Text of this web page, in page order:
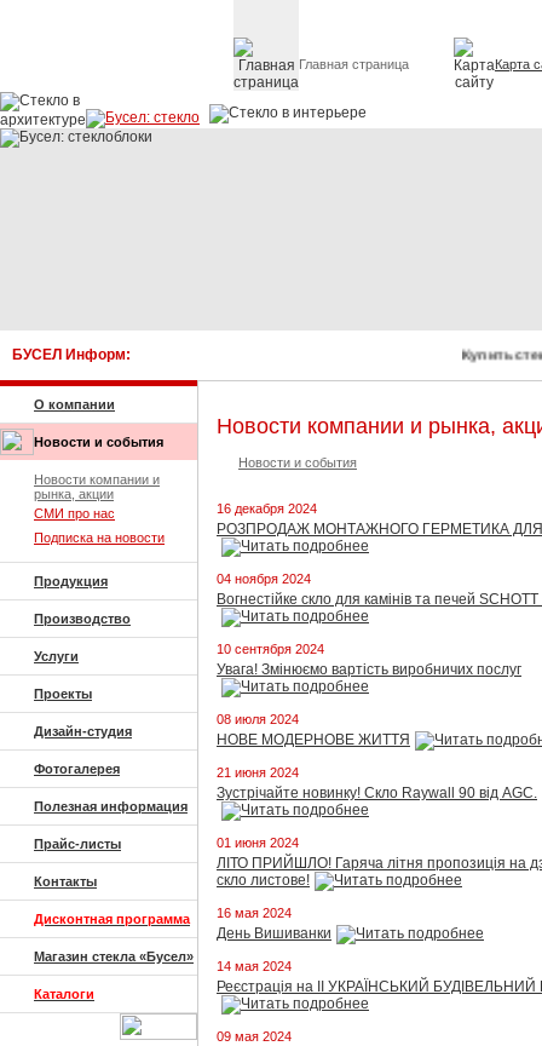
Главная страница Карта
БУСЕЛ Информ: Купить
О компании
Новости и события
Новости компании и
рынка, акции
СМИ про нас
Подписка на новости
Продукция
Производство
Услуги
Проекты
Дизайн-студия
Фотогалерея
Полезная информация
Прайс-листы
Контакты
Дисконтная программа
Магазин стекла «Бусел»
Каталоги
Новости компании и рынка,
Новости и события
16 декабря 2024
РОЗПРОДАЖ МОНТАЖНОГО ГЕРМЕТИКА
04 ноября 2024
Вогнестійке скло для камінів та печей
10 сентября 2024
Увага! Змінюємо вартість виробничих послуг
08 июля 2024
НОВЕ МОДЕРНОВЕ ЖИТТЯ
21 июня 2024
Зустрічайте новинку! Скло Raywall 90 від AGC.
01 июня 2024
ЛІТО ПРИЙШЛО! Гаряча літня пропозиція на
скло листове!
16 мая 2024
День Вишиванки
14 мая 2024
Реєстрація на ІІ УКРАЇНСЬКИЙ
09 мая 2024